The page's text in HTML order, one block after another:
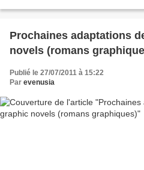
Prochaines adaptations
novels (romans
Publié le 27/07/2011 à 15:22
Par evenusia